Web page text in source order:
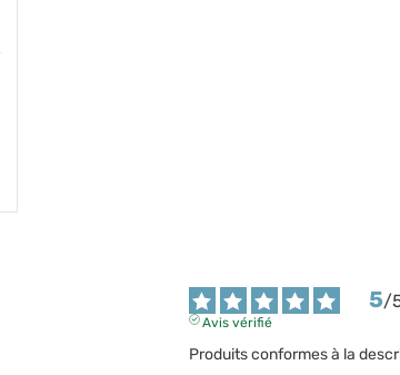
5/
Avis vérifié
Produits conformes à la